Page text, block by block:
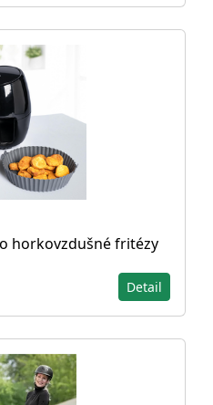
horkovzdušné fritézy
Detail